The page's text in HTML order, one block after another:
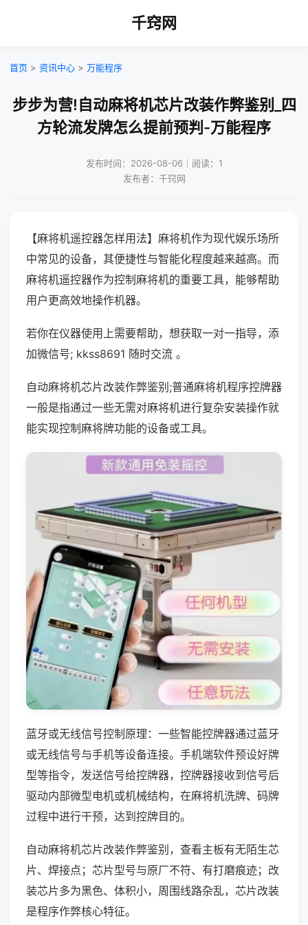
千窍网
首页 > 资讯中心 > 万能程序
步步为营!自动麻将机芯片改装作弊鉴别_四
方轮流发牌怎么提前预判-万能程序
发布时间：2026-08-06｜阅读：1
发布者：千窍网
【麻将机遥控器怎样用法】麻将机作为现代娱乐场所
中常见的设备，其便捷性与智能化程度越来越高。而
麻将机遥控器作为控制麻将机的重要工具，能够帮助
用户更高效地操作机器。
若你在仪器使用上需要帮助，想获取一对一指导，添
加微信号; kkss8691 随时交流 。
自动麻将机芯片改装作弊鉴别;普通麻将机程序控牌器
一般是指通过一些无需对麻将机进行复杂安装操作就
能实现控制麻将牌功能的设备或工具。
蓝牙或无线信号控制原理：一些智能控牌器通过蓝牙
或无线信号与手机等设备连接。手机端软件预设好牌
型等指令，发送信号给控牌器，控牌器接收到信号后
驱动内部微型电机或机械结构，在麻将机洗牌、码牌
过程中进行干预，达到控牌目的。
自动麻将机芯片改装作弊鉴别，查看主板有无陌生芯
片、焊接点；芯片型号与原厂不符、有打磨痕迹；改
装芯片多为黑色、体积小，周围线路杂乱，芯片改装
是程序作弊核心特征。